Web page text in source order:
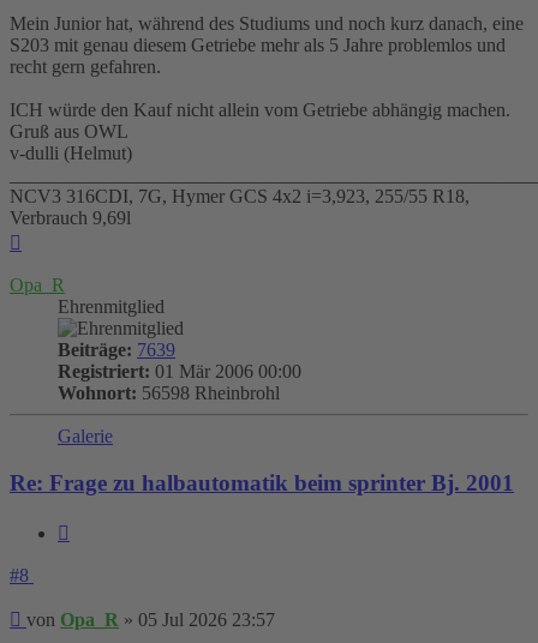
Mein Junior hat, während des Studiums und noch kurz danach, eine
S203 mit genau diesem Getriebe mehr als 5 Jahre problemlos und
recht gern gefahren.
ICH würde den Kauf nicht allein vom Getriebe abhängig machen.
Gruß aus OWL
v-dulli (Helmut)
NCV3 316CDI, 7G, Hymer GCS 4x2 i=3,923, 255/55 R18,
Verbrauch 9,69l
Opa_R
Ehrenmitglied
Beiträge: 7639
Registriert: 01 Mär 2006 00:00
Wohnort: 56598 Rheinbrohl
Galerie
Re: Frage zu halbautomatik beim sprinter Bj. 2001
#8
Beitrag
von Opa_R » 05 Jul 2026 23:57